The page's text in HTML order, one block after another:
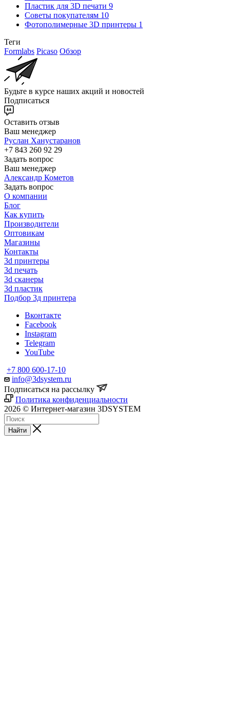
Пластик для 3D печати 9
Советы покупателям 10
Фотополимерные 3D принтеры 1
Теги
Formlabs Picaso Обзор
Будьте в курсе наших акций и новостей
Подписаться
Оставить отзыв
Ваш менеджер
Руслан Ханустаранов
+7 843 260 92 29
Задать вопрос
Ваш менеджер
Александр Кометов
Задать вопрос
О компании
Блог
Как купить
Производители
Оптовикам
Магазины
Контакты
3d принтеры
3d печать
3d сканеры
3d пластик
Подбор 3д принтера
Вконтакте
Facebook
Instagram
Telegram
YouTube
+7 800 600-17-10
info@3dsystem.ru
Подписаться на рассылку
Политика конфиденциальности
2026 © Интернет-магазин 3DSYSTEM
Найти